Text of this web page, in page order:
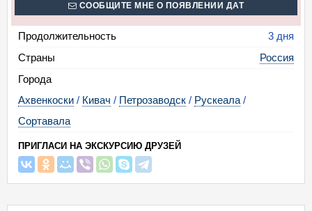
СООБЩИТЕ МНЕ О ПОЯВЛЕНИИ ДАТ
Продолжительность
3 дня
Страны
Россия
Города
Ахвенкоски / Кивач / Петрозаводск / Рускеала /
Сортавала
ПРИГЛАСИ НА ЭКСКУРСИЮ ДРУЗЕЙ